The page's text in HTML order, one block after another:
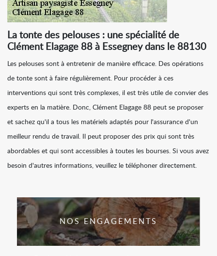
La tonte des pelouses : une spécialité de
Clément Elagage 88 à Essegney dans le 88130
Les pelouses sont à entretenir de manière efficace. Des opérations
de tonte sont à faire régulièrement. Pour procéder à ces
interventions qui sont très complexes, il est très utile de convier des
experts en la matière. Donc, Clément Elagage 88 peut se proposer
et sachez qu'il a tous les matériels adaptés pour l'assurance d'un
meilleur rendu de travail. Il peut proposer des prix qui sont très
abordables et qui sont accessibles à toutes les bourses. Si vous avez
besoin d'autres informations, veuillez le téléphoner directement.
NOS ENGAGEMENTS